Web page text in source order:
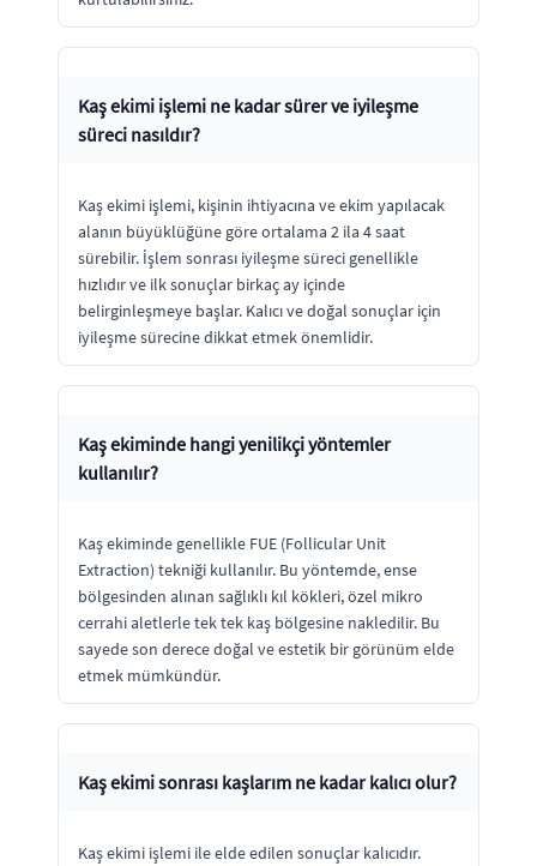
Kaş ekimi işlemi ne kadar sürer ve iyileşme
süreci nasıldır?
Kaş ekimi işlemi, kişinin ihtiyacına ve ekim yapılacak
alanın büyüklüğüne göre ortalama 2 ila 4 saat
sürebilir. İşlem sonrası iyileşme süreci genellikle
hızlıdır ve ilk sonuçlar birkaç ay içinde
belirginleşmeye başlar. Kalıcı ve doğal sonuçlar için
iyileşme sürecine dikkat etmek önemlidir.
Kaş ekiminde hangi yenilikçi yöntemler
kullanılır?
Kaş ekiminde genellikle FUE (Follicular Unit
Extraction) tekniği kullanılır. Bu yöntemde, ense
bölgesinden alınan sağlıklı kıl kökleri, özel mikro
cerrahi aletlerle tek tek kaş bölgesine nakledilir. Bu
sayede son derece doğal ve estetik bir görünüm elde
etmek mümkündür.
Kaş ekimi sonrası kaşlarım ne kadar kalıcı olur?
Kaş ekimi işlemi ile elde edilen sonuçlar kalıcıdır.